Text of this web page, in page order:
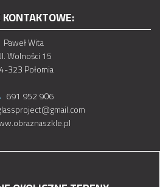
Paweł Wita
Wolności 15
323 Połomia
691 952 906